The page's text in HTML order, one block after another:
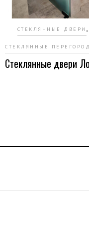
СТЕКЛЯННЫЕ ДВЕРИ ,
СТЕКЛЯННЫЕ
Стеклянные двери